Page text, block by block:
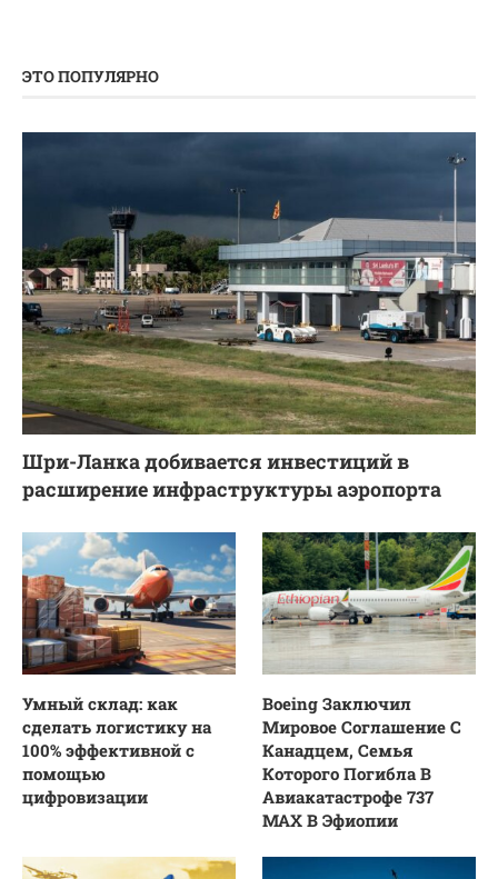
ЭТО ПОПУЛЯРНО
Шри-Ланка добивается инвестиций в
расширение инфраструктуры аэропорта
Умный склад: как
сделать логистику на
100% эффективной с
помощью
цифровизации
Boeing Заключил
Мировое Соглашение С
Канадцем, Семья
Которого Погибла В
Авиакатастрофе 737
MAX В Эфиопии